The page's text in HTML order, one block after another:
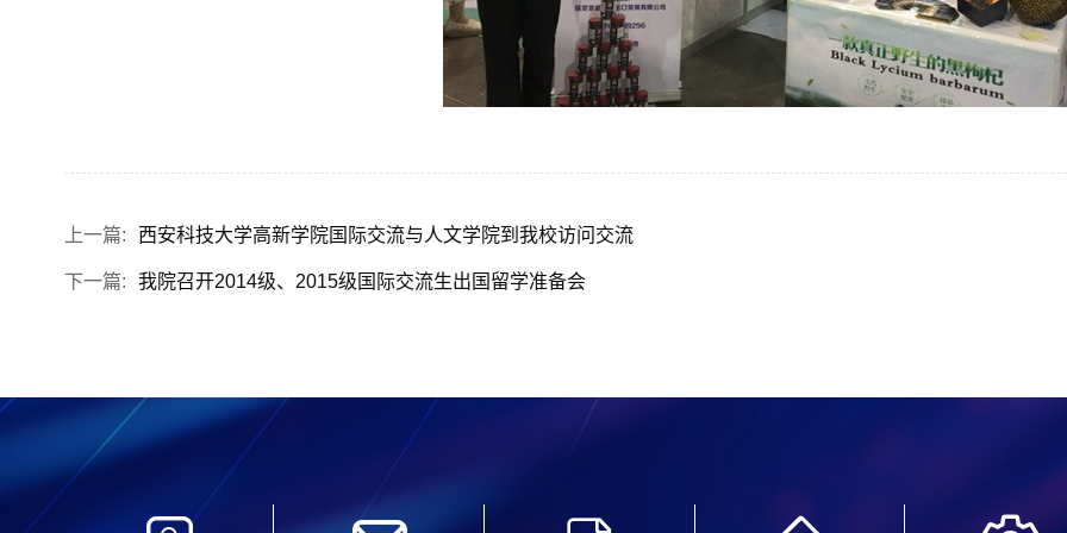
上一篇: 西安科技大学高新学院国际交流与人文学院到我校访问交流
下一篇: 我院召开2014级、2015级国际交流生出国留学准备会